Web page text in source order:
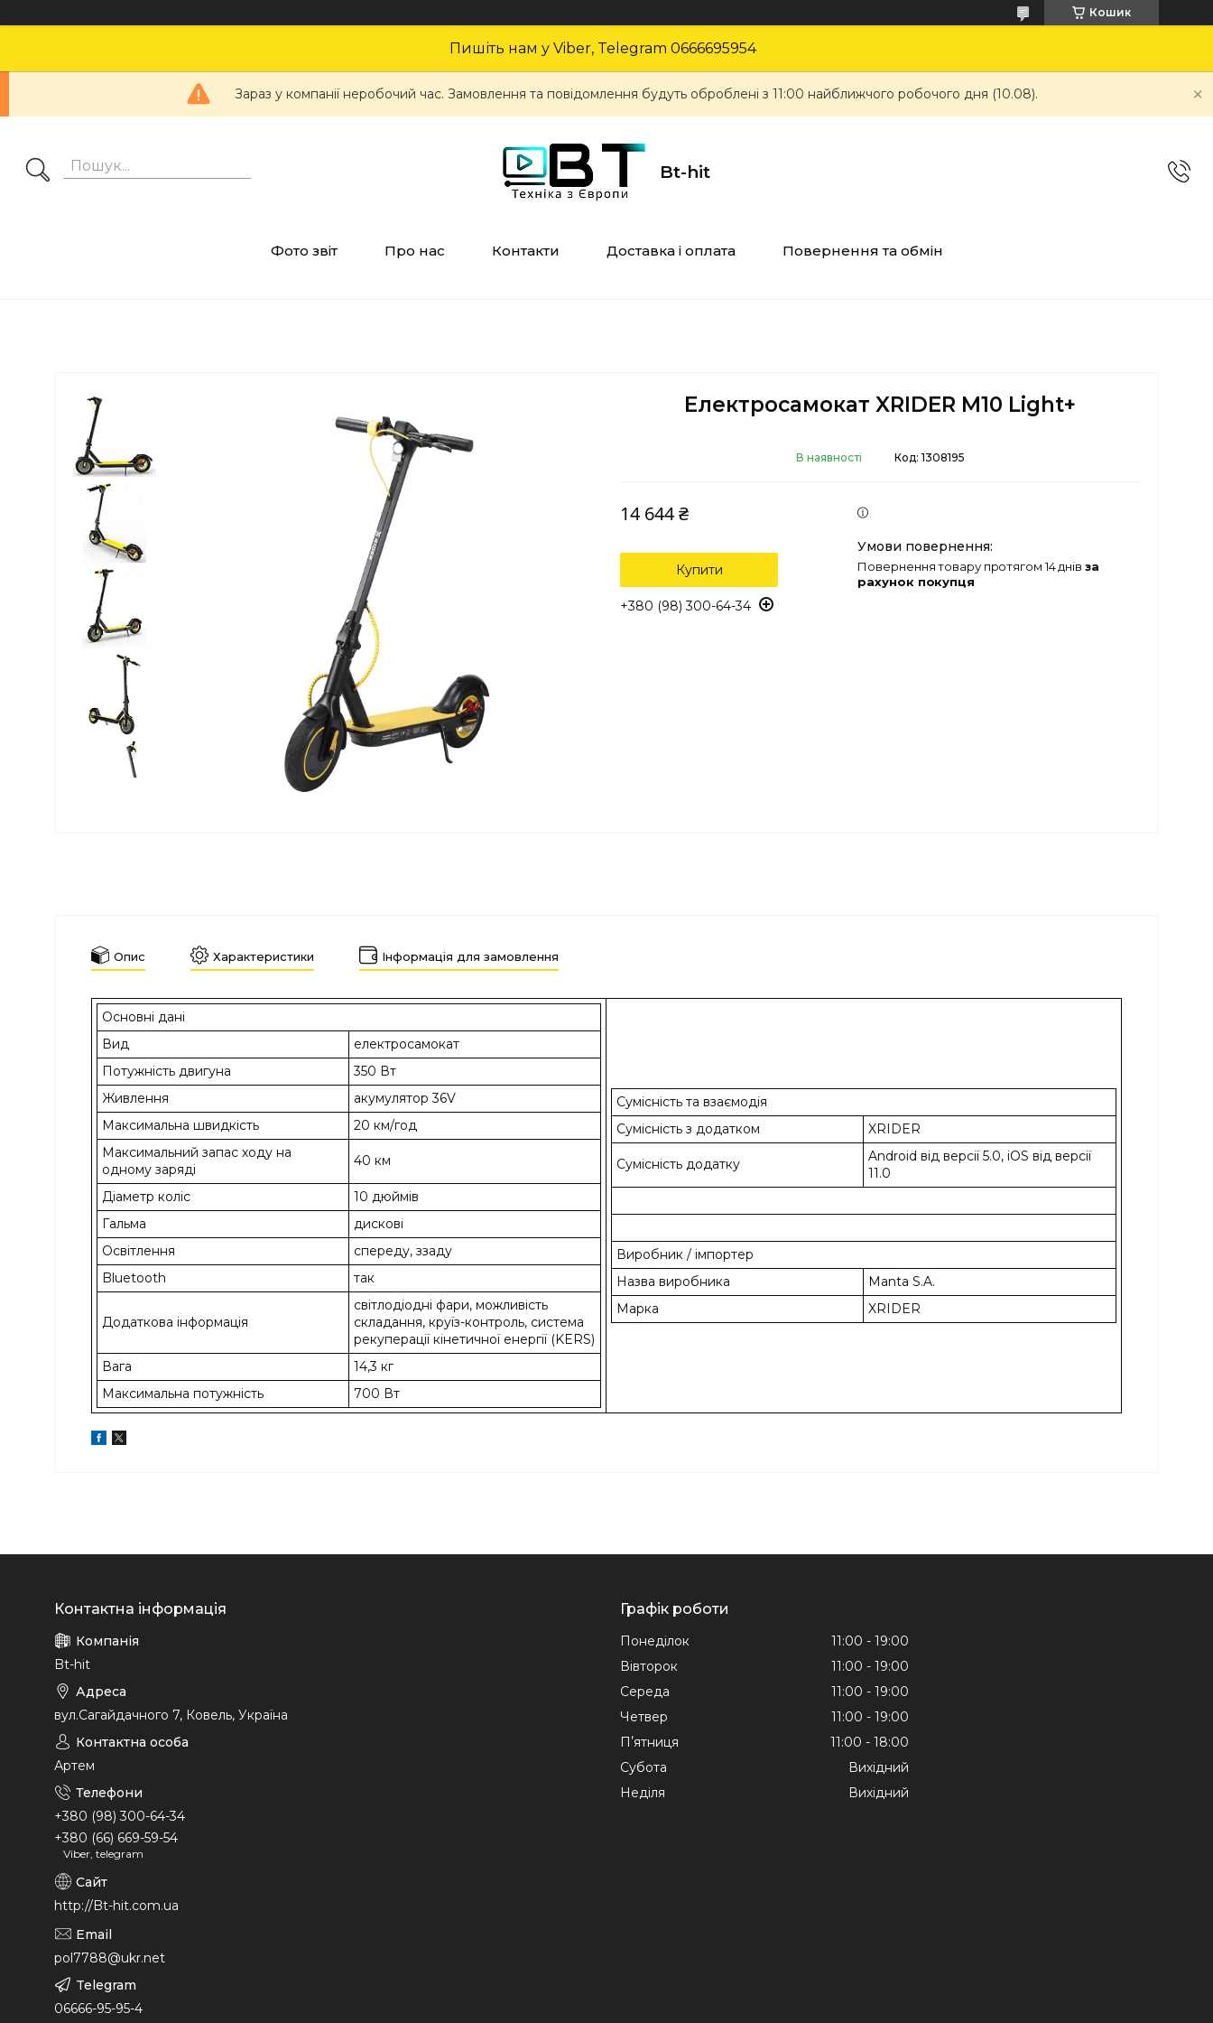
Кошик
Пишіть нам у Viber, Telegram 0666695954
Зараз у компанії неробочий час. Замовлення та повідомлення будуть оброблені з 11:00 найближчого робочого дня (10.08).
Bt-hit
Фото звіт Про нас Контакти Доставка і оплата Повернення та обмін
Електросамокат XRIDER M10 Light+
В наявності Код: 1308195
14 644 ₴
Купити
+380 (98) 300-64-34
повернення товару протягом 14 днів за
рахунок покупця
Опис Характеристики Інформація для замовлення
Основні дані
Вид
електросамокат
Потужність двигуна
350 Вт
Живлення
акумулятор 36V
Максимальна швидкість
20 км/год
Максимальний запас ходу на
одному заряді
40 км
Діаметр коліс
10 дюймів
Гальма
дискові
Освітлення
спереду, ззаду
Bluetooth
так
Додаткова інформація
світлодіодні фари, можливість
складання, круїз-контроль, система
рекуперації кінетичної енергії (KERS)
Вага
14,3 кг
Максимальна потужність
700 Вт
Сумісність та взаємодія
Сумісність з додатком
XRIDER
Сумісність додатку
Android від версії 5.0, iOS від версії
11.0
Виробник / імпортер
Назва виробника
Manta S.A.
Марка
XRIDER
Bt-hit
вул.Сагайдачного 7, Ковель, Україна
Артем
+380 (98) 300-64-34
+380 (66) 669-59-54
Viber, telegram
http://Bt-hit.com.ua
pol7788@ukr.net
06666-95-95-4
Графік роботи
Понеділок 11:00
19:00
Вівторок
11:00
19:00
Середа
11:00
19:00
Четвер
11:00
19:00
Пʼятниця
11:00
18:00
Субота
Вихідний
Неділя
Вихідний